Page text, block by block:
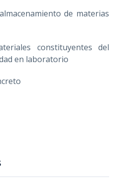
de materias
constituyentes del
en laboratorio